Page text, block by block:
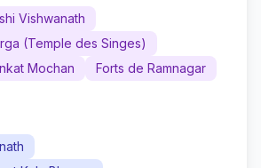
Vishwanath
(Temple des Singes)
Mochan
Forts de Ramnagar